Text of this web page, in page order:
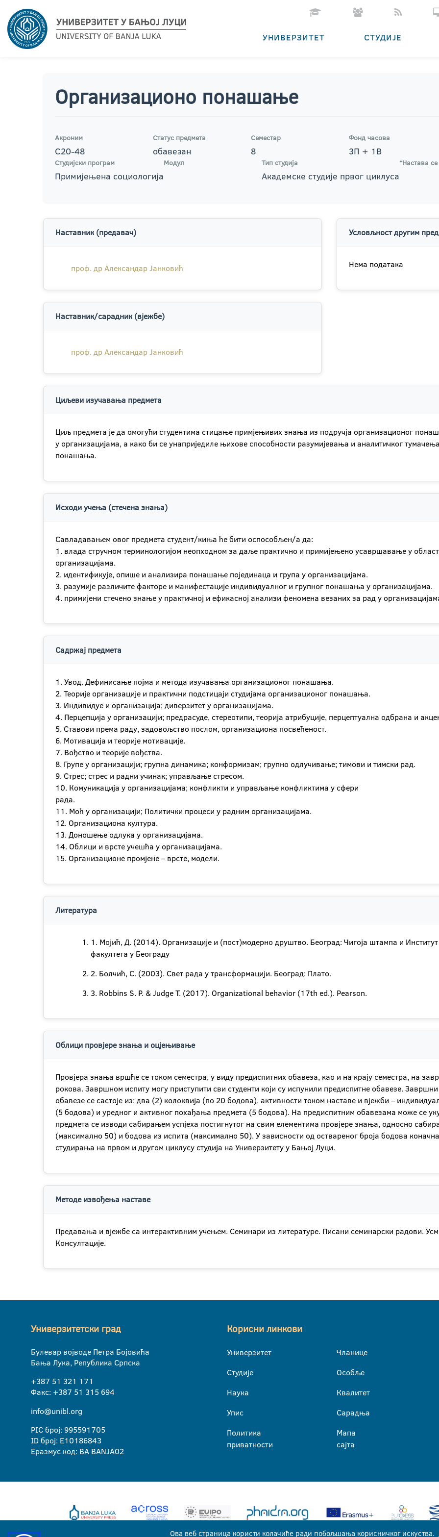
УНИВЕРЗИТЕТ СТУДИЈЕ
Организационо понашање
Акроним
С20-48
Статус предмета
обавезан
Семестар
8
Фонд часова
3П + 1В
Студијски програм
Примијењена социологија
Модул Тип студија
Академске студије првог циклуса
*Настава
Наставник (предавач)
проф. др Александар Јанковић
Наставник/сарадник (вјежбе)
проф. др Александар Јанковић
Условљност другим
Нема података
Циљеви изучавања предмета
Циљ предмета је да омогући студентима стицање примјењивих знања из подручја организационог
у организацијама, а како би се унаприједиле њихове способности разумијевања и аналитичког
понашања.
Исходи учења (стечена знања)
Савладавањем овог предмета студент/киња ће бити оспособљен/а да:
1. влада стручном терминологијом неопходном за даље практично и примијењено усавршавање у
организацијама.
2. идентификује, опише и анализира понашање појединаца и група у организацијама.
3. разумије различите факторе и манифестације индивидуалног и групног понашања у организацијама.
4. примијени стечено знање у практичној и ефикасној анализи феномена везаних за рад у
Садржај предмета
1. Увод. Дефинисање појма и метода изучавања организационог понашања.
2. Теорије организације и практични подстицаји студијама организационог понашања.
3. Индивидуе и организација; диверзитет у организацијама.
4. Перцепција у организацији; предрасуде, стереотипи, теорија атрибуције, перцептуална одбрана и
5. Ставови према раду, задовољство послом, организациона посвећеност.
6. Мотивација и теорије мотивације.
7. Вођство и теорије вођства.
8. Групе у организацији; групна динамика; конформизам; групно одлучивање; тимови и тимски рад.
9. Стрес; стрес и радни учинак; управљање стресом.
10. Комуникација у организацијама; конфликти и управљање конфликтима у сфери
рада.
11. Моћ у организацији; Политички процеси у радним организацијама.
12. Организациона култура.
13. Доношење одлука у организацијама.
14. Облици и врсте учешћа у организацијама.
15. Организационе промјене – врсте, модели.
Литература
1. Мојић, Д. (2014). Организације и (пост)модерно друштво. Београд: Чигоја штампа и
факултета у Београду
2. Болчић, С. (2003). Свет рада у трансформацији. Београд: Плато.
3. Robbins S. P. & Judge T. (2017). Organizational behavior (17th ed.). Pearson.
Облици провјере знања и оцјењивање
Провјера знања вршће се током семестра, у виду предиспитних обавеза, као и на крају семестра, на
рокова. Завршном испиту могу приступити сви студенти који су испунили предиспитне обавезе.
обавезе се састоје из: два (2) колоквија (по 20 бодова), активности током наставе и вјежби –
(5 бодова) и уредног и активног похађања предмета (5 бодова). На предиспитним обавезама може се
предмета се изводи сабирањем успјеха постигнутог на свим елементима провјере знања, односно
(максимално 50) и бодова из испита (максимално 50). У зависности од оствареног броја бодова
студирања на првом и другом циклусу студија на Универзитету у Бањој Луци.
Методе извођења наставе
Предавања и вјежбе са интерактивним учењем. Семинари из литературе. Писани семинарски радови.
Консултације.
Универзитетски град
Булевар војводе Петра Бојовића
Бања Лука, Република Српска
+387 51 321 171
Факс: +387 51 315 694
info@unibl.org
PIC број: 995591705
ID број: E10186843
Еразмус код: BA BANJA02
Корисни линкови
Универзитет
Студије
Наука
Упис
Политика
приватности
Чланице
Особље
Квалитет
Сарадња
Мапа
сајта
Ова веб страница користи колачиће ради побољшања корисничког искуства.